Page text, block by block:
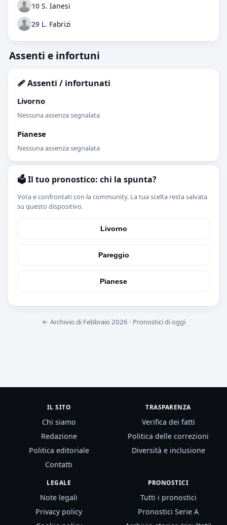
10 S. Ianesi
29 L. Fabrizi
Assenti e infortuni
🩹 Assenti / infortunati
Livorno
Nessuna assenza segnalata
Pianese
Nessuna assenza segnalata
🗳️ Il tuo pronostico: chi la spunta?
Vota e confrontati con la community. La tua scelta resta salvata
su questo dispositivo.
Livorno
Pareggio
Pianese
← Archivio di Febbraio 2026 · Pronostici di oggi
IL SITO
Chi siamo
Redazione
Politica editoriale
Contatti
TRASPARENZA
Verifica dei fatti
Politica delle correzioni
Diversità e inclusione
LEGALE
Note legali
Privacy policy
PRONOSTICI
Tutti i pronostici
Pronostici Serie A